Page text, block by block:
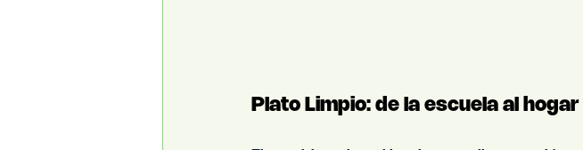
Plato Limpio: de la escuela al hogar